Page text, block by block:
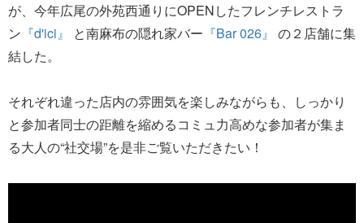
が、今年広尾の外苑西通りにOPENしたフレンチレストラ
ン 『d'ici』 と南麻布の隠れ家バー 『Bar 026』 の２店舗に集
結した。
それぞれ違った店内の雰囲気を楽しみながらも、しっかり
と参加者同士の距離を縮めるコミュ力高めな参加者が集ま
る大人の“社交場”を是非ご覧いただきたい！